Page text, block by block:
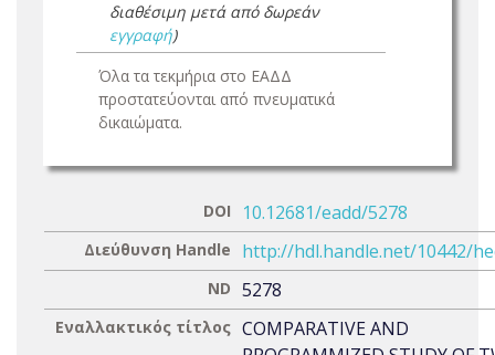
διαθέσιμη μετά από δωρεάν
εγγραφή)
Όλα τα τεκμήρια στο ΕΑΔΔ
προστατεύονται από πνευματικά
δικαιώματα.
DOI 10.12681/eadd/5278
Διεύθυνση Handle http://hdl.handle.net/10442/
ND 5278
Εναλλακτικός τίτλος COMPARATIVE AND